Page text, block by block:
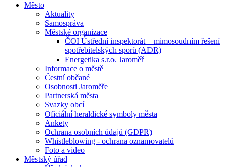
Město
Aktuality
Samospráva
Městské organizace
ČOI Ústřední inspektorát – mimosoudním řešení
spotřebitelských sporů (ADR)
Energetika s.r.o. Jaroměř
Informace o městě
Čestní občané
Osobnosti Jaroměře
Partnerská města
Svazky obcí
Oficiální heraldické symboly města
Ankety
Ochrana osobních údajů (GDPR)
Whistleblowing - ochrana oznamovatelů
Foto a video
Městský úřad